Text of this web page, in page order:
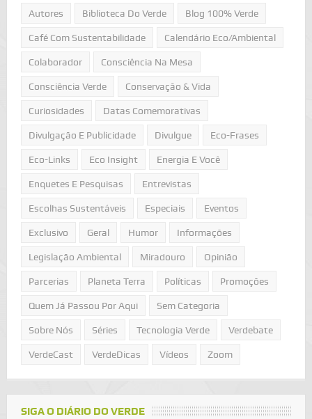
Autores Biblioteca Do Verde Blog 100% Verde
Café Com Sustentabilidade Calendário Eco/Ambiental
Colaborador Consciência Na Mesa
Consciência Verde Conservação & Vida
Curiosidades Datas Comemorativas
Divulgação E Publicidade Divulgue Eco-Frases
Eco-Links Eco Insight Energia E Você
Enquetes E Pesquisas Entrevistas
Escolhas Sustentáveis Especiais Eventos
Exclusivo Geral Humor Informações
Legislação Ambiental Miradouro Opinião
Parcerias Planeta Terra Políticas Promoções
Quem Já Passou Por Aqui Sem Categoria
Sobre Nós Séries Tecnologia Verde Verdebate
VerdeCast VerdeDicas Vídeos Zoom
SIGA O DIÁRIO DO VERDE